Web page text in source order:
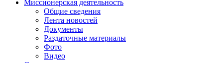
Миссионерская деятельность
Общие сведения
Лента новостей
Документы
Раздаточные материалы
Фото
Видео